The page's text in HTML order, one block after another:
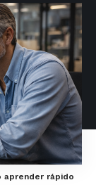
rápido